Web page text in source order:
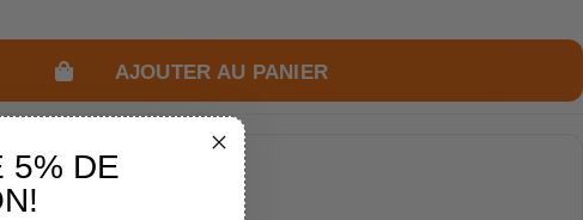
AJOUTER AU PANIER
5% DE